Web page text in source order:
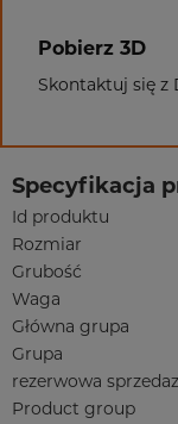
Pobierz 3D
Skontaktuj się z
Specyfikacja
Id produktu
Rozmiar
Grubość
Waga
Główna grupa
Grupa
rezerwowa sprzedaz
Product group